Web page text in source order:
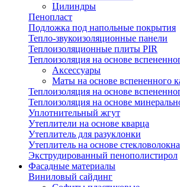
Цилиндры
Пенопласт
Подложка под напольные покрытия
Тепло-звукоизоляционные панели
Теплоизоляционные плиты PIR
Теплоизоляция на основе
Аксессуары
Маты на основе вспененного
Теплоизоляция на основе
Теплоизоляция на основе
Уплотнительный жгут
Утеплители на основе кварца
Утеплитель для разуклонки
Утеплитель на основе стекловолокна
Экструдированный пенополистирол
Фасадные материалы
Виниловый сайдинг